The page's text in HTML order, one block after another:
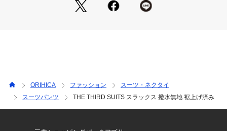
ORIHICA ファッション
スーツ・ネクタイ
スーツパンツ
THE THIRD SUITS スラックス 撥水無地 裾上げ済み